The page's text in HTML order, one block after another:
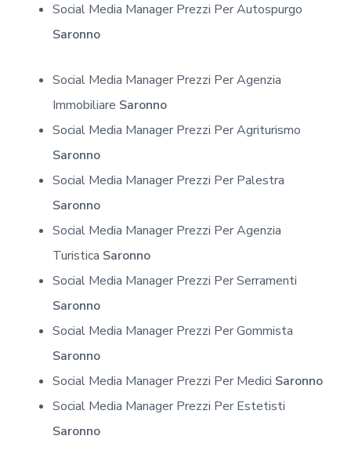
Social Media Manager Prezzi Per Autospurgo
Saronno
Social Media Manager Prezzi Per Agenzia
Immobiliare Saronno
Social Media Manager Prezzi Per Agriturismo
Saronno
Social Media Manager Prezzi Per Palestra
Saronno
Social Media Manager Prezzi Per Agenzia
Turistica Saronno
Social Media Manager Prezzi Per Serramenti
Saronno
Social Media Manager Prezzi Per Gommista
Saronno
Social Media Manager Prezzi Per Medici Saronno
Social Media Manager Prezzi Per Estetisti
Saronno